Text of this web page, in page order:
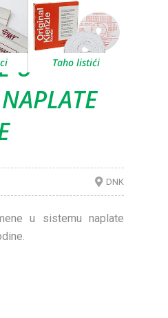
Taho listići
U
DNK
u sistemu naplate